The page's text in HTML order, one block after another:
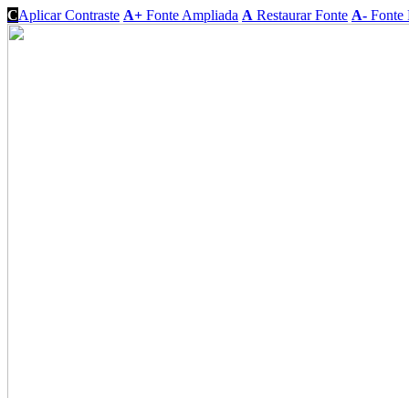
CAplicar Contraste A+ Fonte Ampliada A Restaurar Fonte A- Fonte